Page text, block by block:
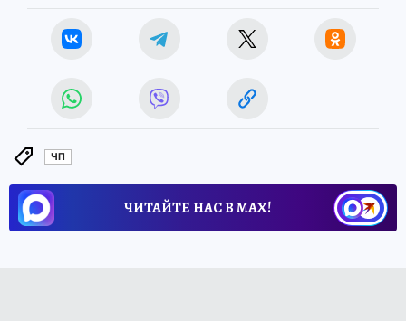
ЧП
ЧИТАЙТЕ НАС В МАХ!